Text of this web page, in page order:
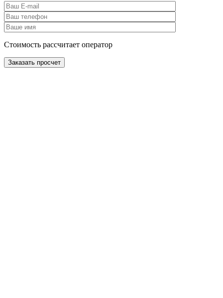
Стоимость рассчитает оператор
Заказать просчет